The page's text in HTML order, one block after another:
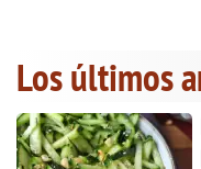
Los últimos